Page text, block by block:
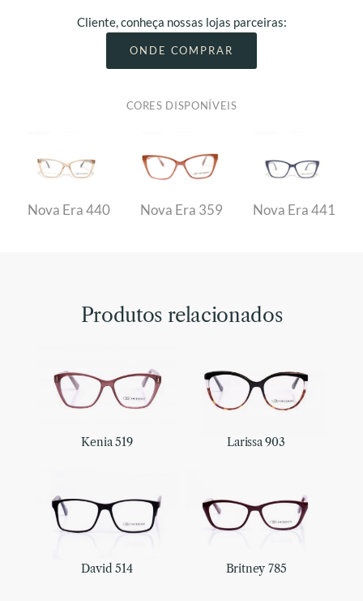
Cliente, conheça nossas lojas parceiras:
ONDE COMPRAR
CORES DISPONÍVEIS
Nova Era 440 Nova Era 359 Nova Era 441
Produtos relacionados
Kenia 519 Larissa 903
David 514 Britney 785